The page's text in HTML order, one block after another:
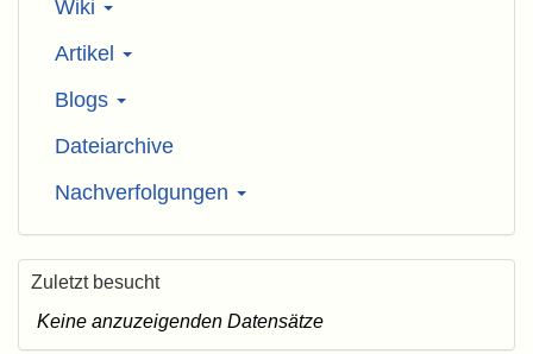
Wiki
Artikel
Blogs
Dateiarchive
Nachverfolgungen
Zuletzt besucht
Keine anzuzeigenden Datensätze